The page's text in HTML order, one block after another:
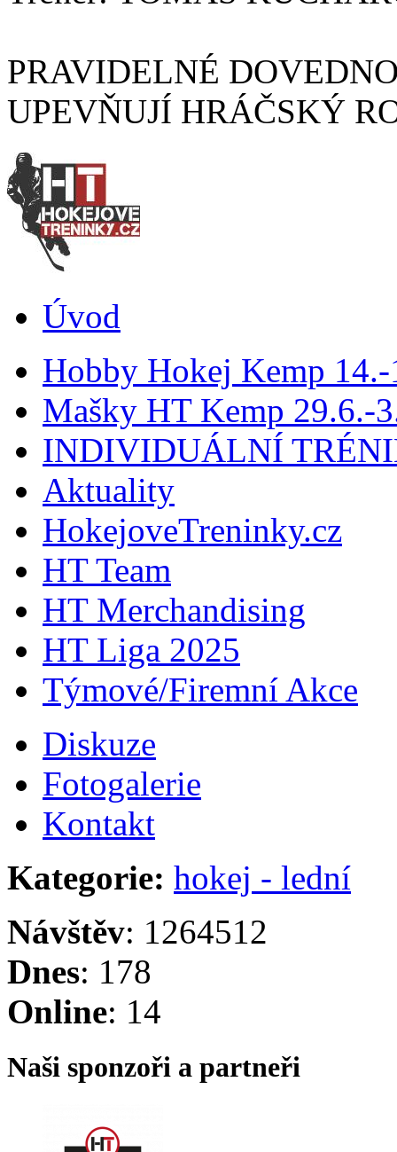
PRAVIDELNÉ
UPEVŇUJÍ HRÁČSKÝ
Úvod
Hobby Hokej Kemp
Mašky HT Kemp 29.6.-
INDIVIDUÁLNÍ
Aktuality
HokejoveTreninky.cz
HT Team
HT Merchandising
HT Liga 2025
Týmové/Firemní Akce
Diskuze
Fotogalerie
Kontakt
Kategorie: hokej - lední
Návštěv: 1264512
Dnes: 178
Online: 14
Naši sponzoři a partneři